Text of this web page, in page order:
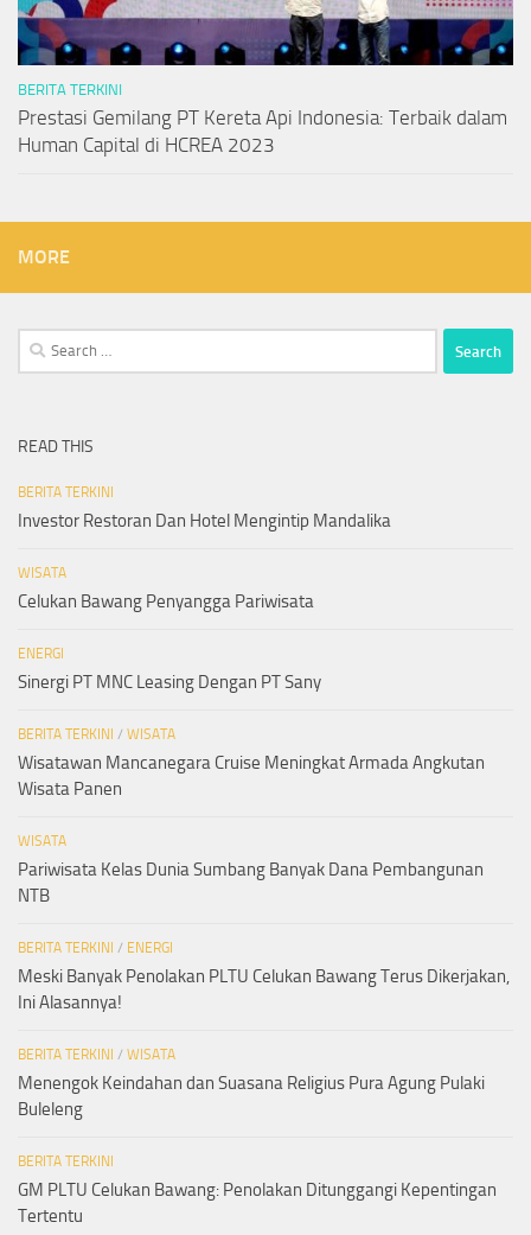
BERITA TERKINI
Prestasi Gemilang PT Kereta Api Indonesia: Terbaik dalam
Human Capital di HCREA 2023
MORE
Search
for:
READ THIS
BERITA TERKINI
Investor Restoran Dan Hotel Mengintip Mandalika
WISATA
Celukan Bawang Penyangga Pariwisata
ENERGI
Sinergi PT MNC Leasing Dengan PT Sany
BERITA TERKINI / WISATA
Wisatawan Mancanegara Cruise Meningkat Armada Angkutan
Wisata Panen
WISATA
Pariwisata Kelas Dunia Sumbang Banyak Dana Pembangunan
NTB
BERITA TERKINI / ENERGI
Meski Banyak Penolakan PLTU Celukan Bawang Terus Dikerjakan,
Ini Alasannya!
BERITA TERKINI / WISATA
Menengok Keindahan dan Suasana Religius Pura Agung Pulaki
Buleleng
BERITA TERKINI
GM PLTU Celukan Bawang: Penolakan Ditunggangi Kepentingan
Tertentu